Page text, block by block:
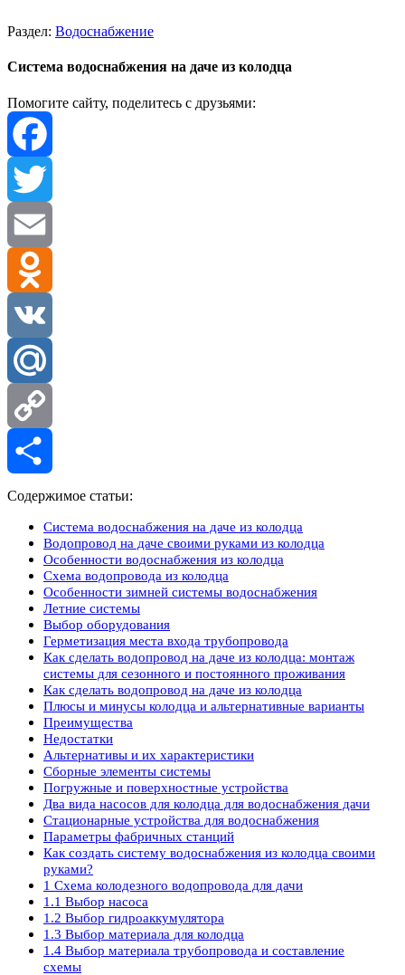
Раздел: Водоснабжение
Система водоснабжения на даче из колодца
Помогите сайту, поделитесь с друзьями:
Facebook
Twitter
Email
Odnoklassniki
VK
Mail.Ru
Copy
Link
Отправить
Содержимое статьи:
Система водоснабжения на даче из колодца
Водопровод на даче своими руками из колодца
Особенности водоснабжения из колодца
Схема водопровода из колодца
Особенности зимней системы водоснабжения
Летние системы
Выбор оборудования
Герметизация места входа трубопровода
Как сделать водопровод на даче из колодца: монтаж
системы для сезонного и постоянного проживания
Как сделать водопровод на даче из колодца
Плюсы и минусы колодца и альтернативные варианты
Преимущества
Недостатки
Альтернативы и их характеристики
Сборные элементы системы
Погружные и поверхностные устройства
Два вида насосов для колодца для водоснабжения дачи
Стационарные устройства для водоснабжения
Параметры фабричных станций
Как создать систему водоснабжения из колодца своими
руками?
1 Схема колодезного водопровода для дачи
1.1 Выбор насоса
1.2 Выбор гидроаккумулятора
1.3 Выбор материала для колодца
1.4 Выбор материала трубопровода и составление
схемы